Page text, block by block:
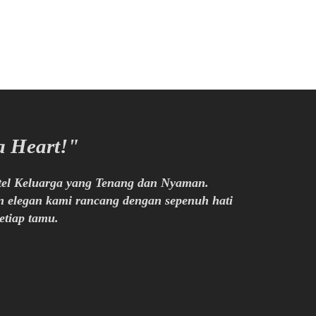
Heart!"
Keluarga yang Tenang dan Nyaman.
elegan kami rancang dengan sepenuh hati
tamu.